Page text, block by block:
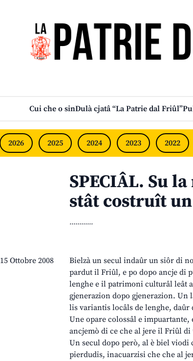
Cui che o sinDulà cjatâ “La Patrie dal Friûl”
2026 2025 2024 2023 2022
SPECIÂL. Su
stât costruît
............
15 Ottobre 2008
Bielzà un secul indaûr un siôr di
pardut il Friûl, e po dopo ancje di
lenghe e il patrimoni culturâl leât
gjenerazion dopo gjenerazion. Un
lis variantis locâls de lenghe, daûr
Une opare colossâl e
ancjemò di ce che al jere il Friûl di
Un secul dopo però, al è biel
pierdudis, inacuarzisi che che al